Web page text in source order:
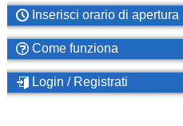
Inserisci orario di apertura
Come funziona
Login / Registrati